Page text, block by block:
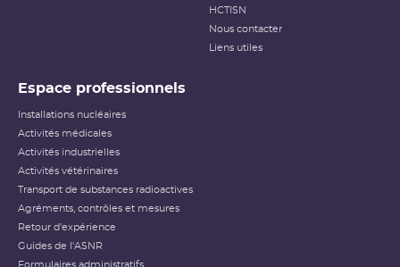
HCTISN
Nous contacter
Liens utiles
Espace professionnels
Installations nucléaires
Activités médicales
Activités industrielles
Activités vétérinaires
Transport de substances radioactives
Agréments, contrôles et mesures
Retour d'expérience
Guides de l'ASNR
Formulaires administratifs